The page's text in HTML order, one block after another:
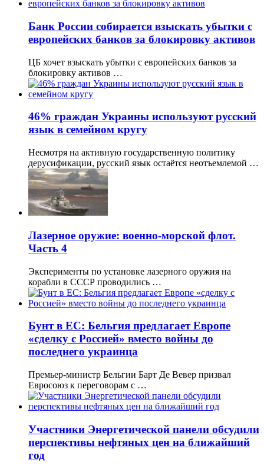
Банк России собирается взыскать убытки с
европейских банков за блокировку активов
ЦБ хочет взыскать убытки с европейских банков за
блокировку активов …
46% граждан Украины используют русский
язык в семейном кругу
Несмотря на активную государственную политику
дерусификации, русский язык остаётся неотъемлемой …
Лазерное оружие: военно-морской флот.
Часть 4
Эксперименты по установке лазерного оружия на
корабли в СССР проводились …
Бунт в ЕС: Бельгия предлагает Европе
«сделку с Россией» вместо войны до
последнего украинца
Премьер-министр Бельгии Барт Де Вевер призвал
Евросоюз к переговорам с …
Участники Энергетической панели обсудили
перспективы нефтяных цен на ближайший
год